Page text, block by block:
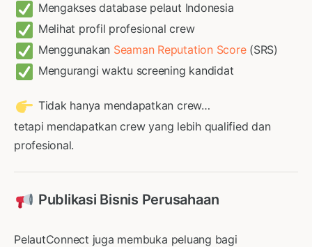
Mengakses database pelaut Indonesia
Melihat profil profesional crew
Menggunakan Seaman Reputation Score(SRS)
Mengurangi waktu screening kandidat
Tidak hanya mendapatkan crew…
tetapi mendapatkan crew yang lebih qualified dan
profesional.
Publikasi Bisnis Perusahaan
PelautConnect juga membuka peluang bagi